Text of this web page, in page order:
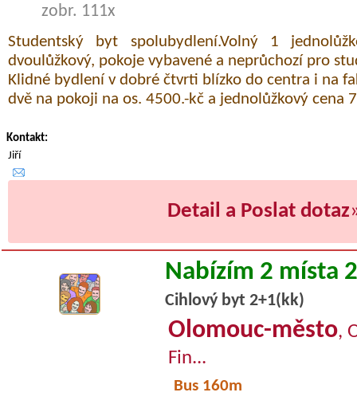
zobr. 111x
Studentský byt spolubydlení.Volný 1
dvoulůžkový, pokoje vybavené a neprůchozí pro
Klidné bydlení v dobré čtvrti blízko do centra i na
dvě na pokoji na os. 4500.-kč a jednolůžkový cena
Kontakt:
Jiří
Detail a Poslat dotaz
Nabízím 2 místa
Cihlový byt 2+1(kk)
Olomouc-město,
Fin...
Bus 160m